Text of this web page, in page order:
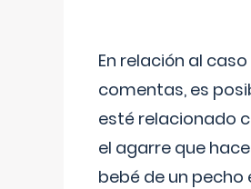
En relación al
comentas, es
esté relacionado
el agarre que
bebé de un pecho